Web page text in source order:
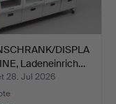
DISPLA
Ladeneinrich…
28. Jul 2026